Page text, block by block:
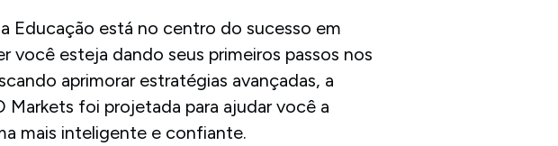
Educação está no centro do sucesso em
você esteja dando seus primeiros passos nos
aprimorar estratégias avançadas, a
Markets foi projetada para ajudar você a
mais inteligente e confiante.